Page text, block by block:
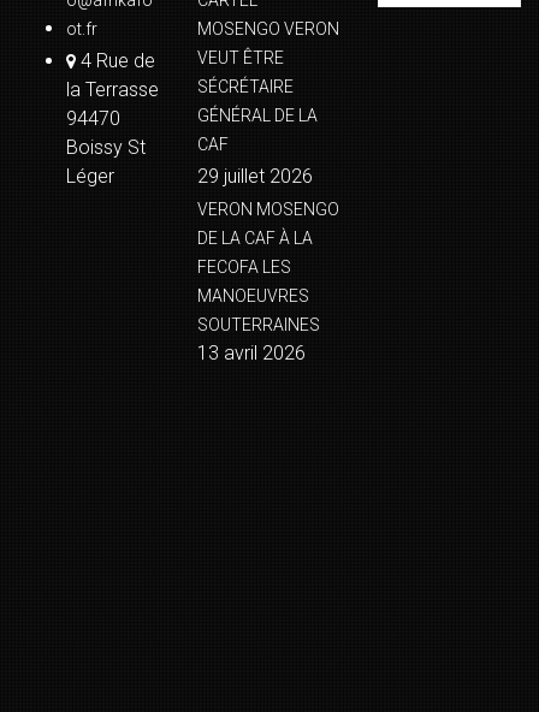
ot.fr
4 Rue de
la Terrasse
94470
Boissy St
Léger
MOSENGO VERON
VEUT ÊTRE
SÉCRÉTAIRE
GÉNÉRAL DE LA
CAF
29 juillet 2026
VERON MOSENGO
DE LA CAF À LA
FECOFA LES
MANOEUVRES
SOUTERRAINES
13 avril 2026